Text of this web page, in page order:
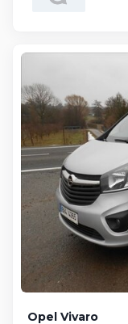
Opel Vivaro